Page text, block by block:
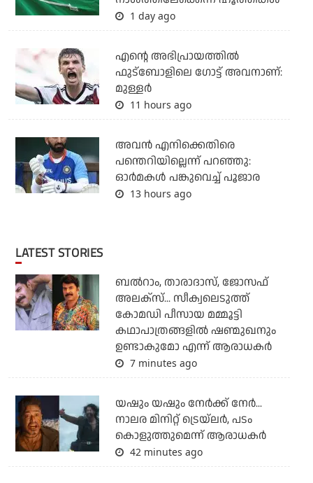
1 day ago
എന്റെ അഭിപ്രായത്തില്‍
ഫുട്‌ബോളിലെ ഗോട്ട് അവനാണ്:
മുള്ളര്‍
11 hours ago
അവന്‍ എനിക്കെതിരെ
പന്തെറിയില്ലെന്ന് പറഞ്ഞു:
ഓര്‍മകള്‍ പങ്കുവെച്ച് പൂജാര
13 hours ago
LATEST STORIES
ബല്‍റാം, താരാദാസ്, ജോസഫ്
അലക്‌സ്... സീക്വലെടുത്ത്
കോമഡി പീസായ മമ്മൂട്ടി
കഥാപാത്രങ്ങളില്‍ ഷണ്മുഖനും
ഉണ്ടാകുമോ എന്ന് ആരാധകര്‍
7 minutes ago
യഷും യഷും നേര്‍ക്ക് നേര്‍...
നാലര മിനിറ്റ് ട്രെയ്‌ലര്‍, പടം
കൊളുത്തുമെന്ന് ആരാധകര്‍
42 minutes ago